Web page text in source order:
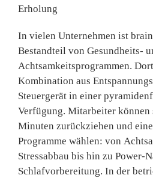
Erholung
In vielen Unternehmen ist
Bestandteil von Gesundheits-
Achtsamkeitsprogrammen.
Kombination aus
Steuergerät in einer
Verfügung. Mitarbeiter
Minuten zurückziehen und
Programme wählen: von
Stressabbau bis hin zu Power-
Schlafvorbereitung. In der